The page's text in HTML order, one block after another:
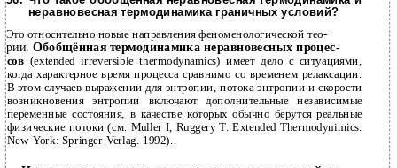
неравновесная термодинамика граничных условий?
Это относительно новые направления феноменологической тео-
рии. Обобщённая термодинамика неравновесных процес-
сов (extended irreversible thermodynamics) имеет дело с ситуациями,
когда характерное время процесса сравнимо со временем релаксации.
В этом случаев выражении для энтропии, потока энтропии и скорости
возникновения энтропии включают дополнительные независимые
переменные состояния, в качестве которых обычно берутся реальные
физические потоки (см. Muller I, Ruggery Т. Extended Thermodynimics.
New-York: Springer-Verlag. 1992).